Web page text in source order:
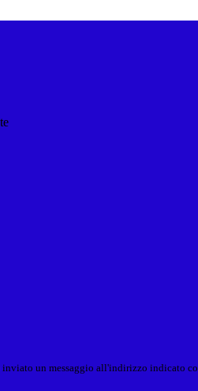
inviato un messaggio all'indirizzo indicato